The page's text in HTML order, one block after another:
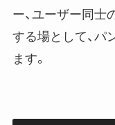
ー、ユーザー同
する場として、パ
ます。